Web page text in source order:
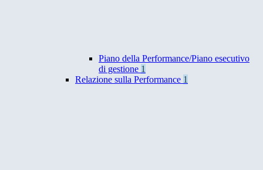
Piano della Performance/Piano esecutivo
di gestione 1
Relazione sulla Performance 1